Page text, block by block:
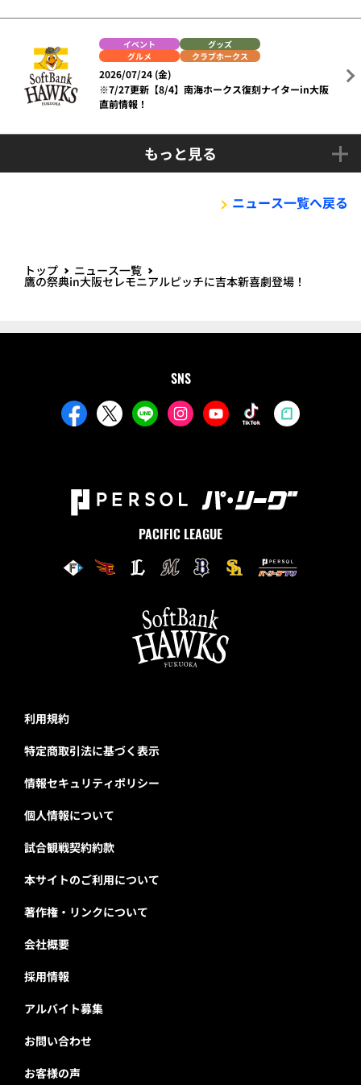
イベント
グッズ
グルメ
クラブホークス
2026/07/24 (金)
※7/27更新【8/4】南海ホークス復刻ナイターin大阪
直前情報！
もっと見る
ニュース一覧へ戻る
トップ ニュース一覧
鷹の祭典in大阪セレモニアルピッチに吉本新喜劇登場！
SNS
PACIFIC LEAGUE
利用規約
特定商取引法に基づく表示
情報セキュリティポリシー
個人情報について
試合観戦契約約款
本サイトのご利用について
著作権・リンクについて
会社概要
採用情報
アルバイト募集
お問い合わせ
お客様の声